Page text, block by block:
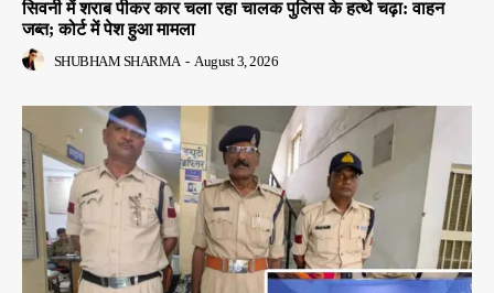
सिवनी में शराब पीकर कार चला रहा चालक पुलिस के हत्थे चढ़ा: वाहन
जब्त; कोर्ट में पेश हुआ मामला
SHUBHAM SHARMA - August 3, 2026